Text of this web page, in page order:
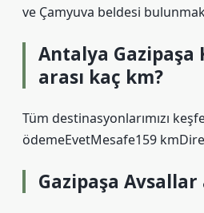
ve Çamyuva beldesi
Antalya Gazipaşa
arası kaç km?
Tüm destinasyonlarımızı
ödemeEvetMesafe159
Gazipaşa Avsallar